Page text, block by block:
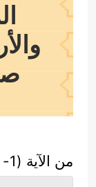
من الآية (1- 22)